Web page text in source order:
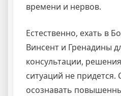
времени и нервов.
Естественно, ехать в
Винсент и Гренадины
консультации,
ситуаций не придется.
осознавать